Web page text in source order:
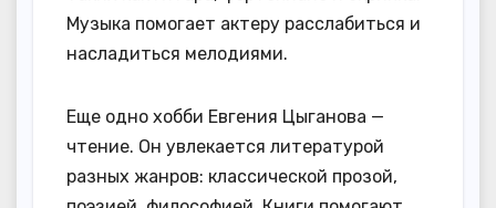
Музыка помогает актеру расслабиться и
насладиться мелодиями.
Еще одно хобби Евгения Цыганова —
чтение. Он увлекается литературой
разных жанров: классической прозой,